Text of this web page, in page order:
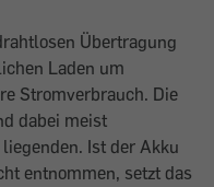
Übertragung
Laden um
Stromverbrauch. Die
dabei meist
Ist der Akku
entnommen, setzt das